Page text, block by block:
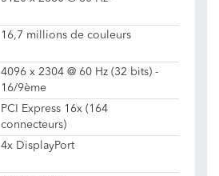
16,7 millions de couleurs
4096 x 2304 @ 60 Hz (32 bits) -
16/9ème
PCI Express 16x (164
connecteurs)
4x DisplayPort